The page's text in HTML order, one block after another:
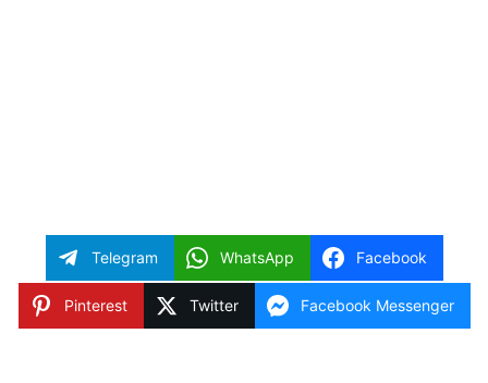
Telegram WhatsApp Facebook
Pinterest Twitter Facebook Messenger